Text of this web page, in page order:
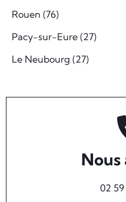
Rouen (76)
Pacy-sur-Eure (27)
Le Neubourg (27)
Nous
02